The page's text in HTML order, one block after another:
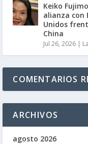
Keiko
alianza con
Unidos
China
Jul 26, 2026 |
COMENTARIOS
ARCHIVOS
agosto 2026